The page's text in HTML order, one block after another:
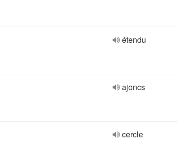
étendu
ajoncs
cercle